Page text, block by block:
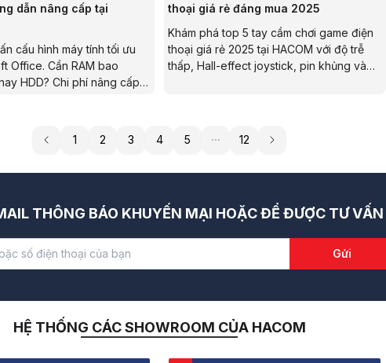
dẫn nâng cấp tại
cấu hình máy tính tối ưu
Office. Cần RAM bao
HDD? Chi phí nâng cấp?
thoại giá rẻ đáng mua 2025
Khám phá top 5 tay cầm chơi game điện
thoại giá rẻ 2025 tại HACOM với độ trễ
thấp, Hall-effect joystick, pin khủng và
1 2 3 4 5 12
THÔNG BÁO KHUYẾN MẠI HOẶC ĐỂ ĐƯỢC TƯ VẤN
Gửi
HỆ THỐNG CÁC SHOWROOM CỦA HACOM